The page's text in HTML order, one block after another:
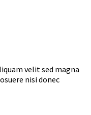
velit sed magna
nisi donec